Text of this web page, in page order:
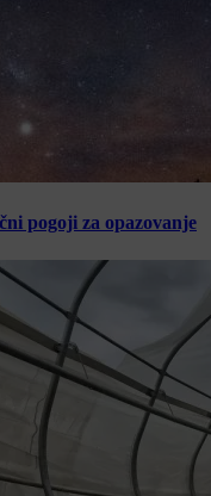
pogoji za opazovanje